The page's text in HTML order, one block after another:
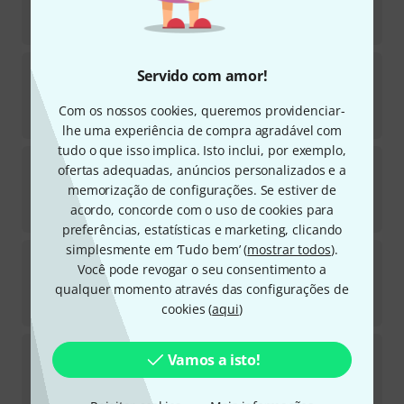
Servido com amor!
Com os nossos cookies, queremos providenciar-
lhe uma experiência de compra agradável com
tudo o que isso implica. Isto inclui, por exemplo,
ofertas adequadas, anúncios personalizados e a
memorização de configurações. Se estiver de
acordo, concorde com o uso de cookies para
preferências, estatísticas e marketing, clicando
simplesmente em ‘Tudo bem’ (mostrar todos).
Você pode revogar o seu consentimento a
qualquer momento através das configurações de
cookies (aqui)
Vamos a isto!
Em stock
9,90
Drum Candy
1
€9,90
Drum Candy 5" Candy-O Light Yellow
Em stock
€ 9,90
Drum Candy 5" Candy-O Light Purple
1
Disponível em 1–2 semanas
€
Em stock